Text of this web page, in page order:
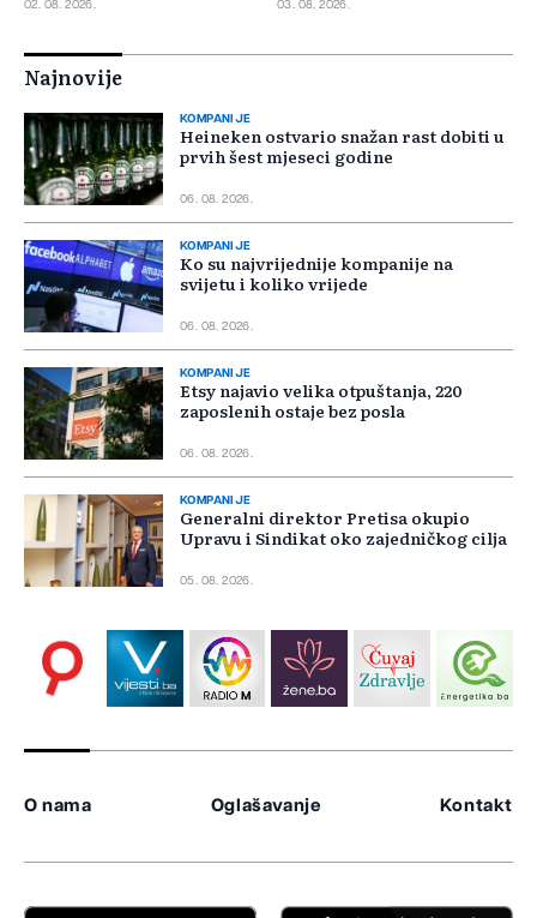
02. 08. 2026. 03. 08. 2026.
Najnovije
KOMPANIJE
Heineken ostvario snažan rast dobiti u
prvih šest mjeseci godine
06. 08. 2026.
KOMPANIJE
Ko su najvrijednije kompanije na
svijetu i koliko vrijede
06. 08. 2026.
KOMPANIJE
Etsy najavio velika otpuštanja, 220
zaposlenih ostaje bez posla
06. 08. 2026.
KOMPANIJE
Generalni direktor Pretisa okupio
Upravu i Sindikat oko zajedničkog cilja
05. 08. 2026.
O nama Oglašavanje Kontakt